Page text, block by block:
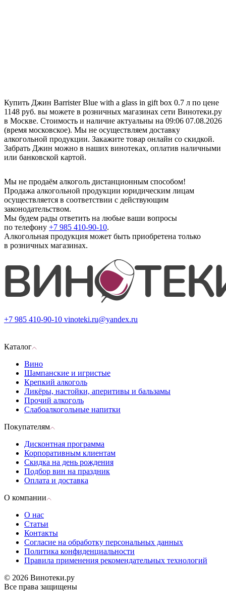
Купить Джин Barrister Blue with a glass in gift box 0.7 л по цене
1148 руб. вы можете в розничных магазинах сети Винотеки.ру
в Москве. Стоимость и наличие актуальны на 09:06 07.08.2026
(время московское). Мы не осуществляем доставку
алкогольной продукции. Закажите товар онлайн со скидкой.
Забрать Джин можно в наших винотеках, оплатив наличными
или банковской картой.
Мы не продаём алкоголь дистанционным способом!
Продажа алкогольной продукции юридическим лицам
осуществляется в соответствии с действующим
законодательством.
Мы будем рады ответить на любые ваши вопросы
по телефону +7 985 410-90-10.
Алкогольная продукция может быть приобретена только
в розничных магазинах.
+7 985 410-90-10 vinoteki.ru@yandex.ru
Каталог
Вино
Шампанские и игристые
Крепкий алкоголь
Ликёры, настойки, аперитивы и бальзамы
Прочий алкоголь
Слабоалкогольные напитки
Покупателям
Дисконтная программа
Корпоративным клиентам
Скидка на день рождения
Подбор вин на праздник
Оплата и доставка
О компании
О нас
Статьи
Контакты
Согласие на обработку персональных данных
Политика конфиденциальности
Правила применения рекомендательных технологий
© 2026 Винотеки.ру
Все права защищены